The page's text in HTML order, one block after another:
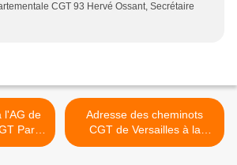
CGT 93 Hervé Ossant, Secrétaire
Paris
Adresse des cheminots
CGT de Versailles à la
Commission Exécutive >